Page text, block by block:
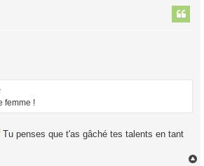
femme !
Tu penses que t'as gâché tes talents en tant